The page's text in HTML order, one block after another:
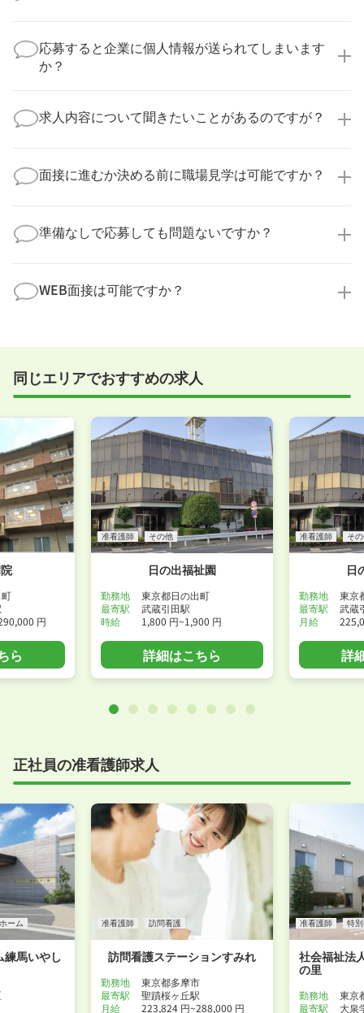
実際に医療キャリアナビを利用して転職に成功した方
の多くは、複数応募して自分に合った職場を選ばれて
います。
応募すると企業に個人情報が送られてしまいます
か？
業様に個人情報が送られることはありません！
より詳細な求人情報をご確認いただいた上で、転職希
求人内容について聞きたいことがあるのですが？
してお答えいたします。
勤務体制や職場の雰囲気、研修制度など、どんな小さ
す！
面接に進むか決める前に職場見学は可能ですか？
積極的に受け入れています。実際の職場環境や働く人
の様子を見ることで、より安心してご判断いただけま
ださい！
準備なしで応募しても問題ないですか？
まで、一からサポートいたします。「転職を考え始め
たばかり」「何から始めればいいか分からない」とい
WEB面接は可能ですか？
すめしていますが、企業様によってはWEB面接を導入
事前に確認することは可能ですので、お気軽にお申し
付けください！
同じエリアでおすすめの求人
円
ら
准看護師 その他
日の出福祉園
勤務地
東京都日の出町
最寄駅
武蔵引田駅
時給
1,800 円~1,900 円
詳細はこちら
准看護師 そ
日
勤務地
東京
最寄駅
武蔵
月給
詳
正社員の准看護師求人
ーム
練馬いやし
准看護師 訪問看護
訪問看護ステーションすみれ
勤務地
東京都多摩市
最寄駅
聖蹟桜ヶ丘駅
月給
223,824 円~288,000 円
准看護師 特
社会福祉法
の里
勤務地
東京
最寄駅
大泉